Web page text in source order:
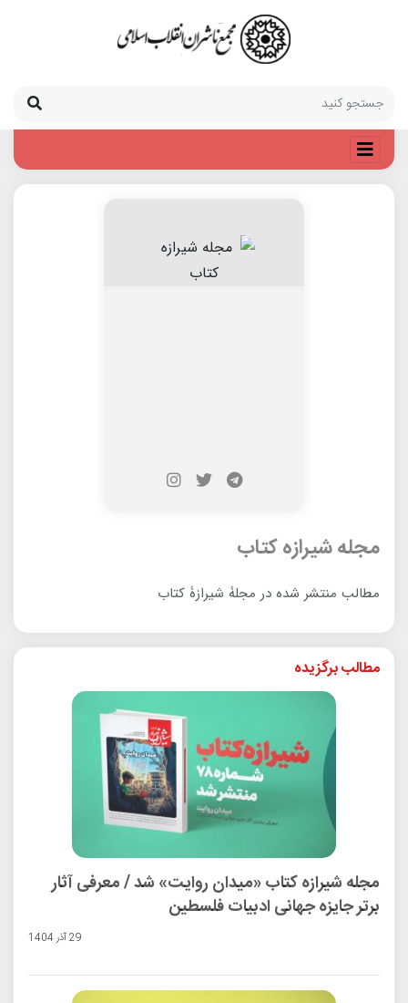
مجله شیرازه کتاب
مطالب منتشر شده در مجلۀ شیرازۀ کتاب
مطالب برگزیده
مجله شیرازه کتاب «میدان روایت» شد / معرفی آثار
برتر جایزه جهانی ادبیات فلسطین
29 آذر 1404